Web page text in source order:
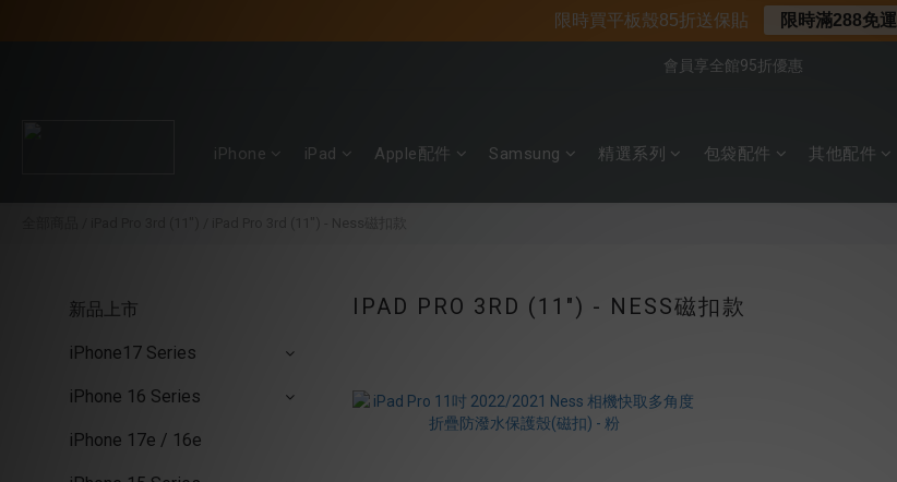
📍新客首購現折$50｜加入會員立即領取
📌年中下殺 手機殼3折起
會員享全館95折優惠
iPhone iPad Apple配件 Samsung 精選系列 包袋配件 其他配件
新品上市
iPhone17 Series
iPhone 16 Series
iPhone 17e / 16e
IPAD PRO 3RD (11") - NESS磁扣款
限時買平板殼85折送保貼 限時滿288免運